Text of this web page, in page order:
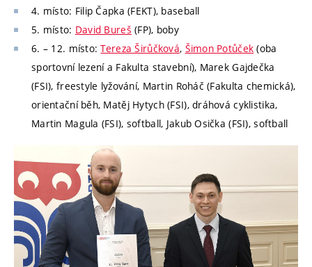
4. místo: Filip Čapka (FEKT), baseball
5. místo: David Bureš (FP), boby
6. – 12. místo:Tereza Širůčková, Šimon Potůček (oba
sportovní lezení a Fakulta stavební), Marek Gajdečka
(FSI), freestyle lyžování, Martin Roháč (Fakulta chemická),
orientační běh, Matěj Hytych (FSI), dráhová cyklistika,
Martin Magula (FSI), softball, Jakub Osička (FSI), softball